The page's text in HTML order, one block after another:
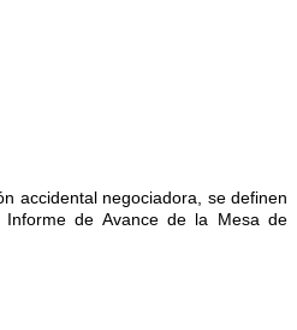
accidental negociadora, se definen
de Avance de la Mesa de